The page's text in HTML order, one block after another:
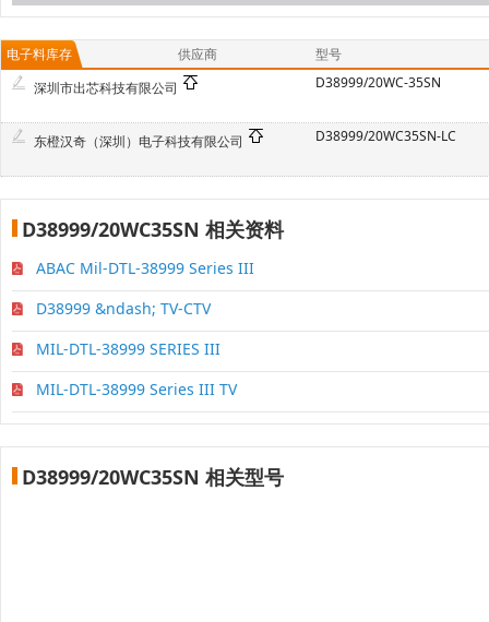
电子料库存 供应商
型号
深圳市出芯科技有限公司
D38999/20WC-35SN
东橙汉奇（深圳）电子科技有限公司 D38999/20WC35SN-LC
D38999/20WC35SN 相关资料
ABAC Mil-DTL-38999 Series III
D38999 &ndash; TV-CTV
MIL-DTL-38999 SERIES III
MIL-DTL-38999 Series III TV
D38999/20WC35SN 相关型号